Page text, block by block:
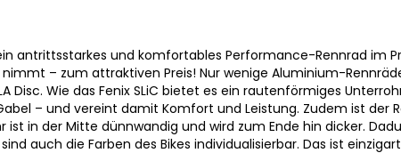
antrittsstarkes und komfortables Performance-Rennrad im
– zum attraktiven Preis! Nur wenige Aluminium-
Disc. Wie das Fenix SLiC bietet es ein rautenförmiges
– und vereint damit Komfort und Leistung. Zudem ist der
ist in der Mitte dünnwandig und wird zum Ende hin dicker.
auch die Farben des Bikes individualisierbar. Das ist